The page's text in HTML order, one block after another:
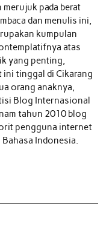
merujuk pada berat
dan menulis ini,
kumpulan
atas
yang penting,
ini tinggal di Cikarang
orang anaknya,
Blog Internasional
tahun 2010 blog
pengguna internet
Indonesia.